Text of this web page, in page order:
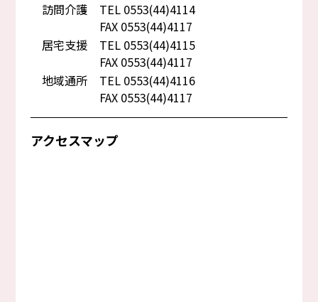
訪問介護
TEL 0553(44)4114
FAX 0553(44)4117
居宅支援
TEL 0553(44)4115
FAX 0553(44)4117
地域通所
TEL 0553(44)4116
FAX 0553(44)4117
アクセスマップ